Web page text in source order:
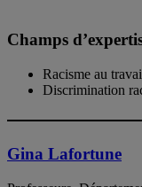
Champs
Racisme au
Discrimination
Gina Lafortune